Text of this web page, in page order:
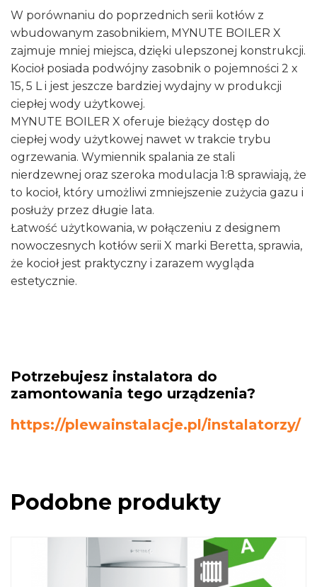
W porównaniu do poprzednich serii kotłów z
wbudowanym zasobnikiem, MYNUTE BOILER X
zajmuje mniej miejsca, dzięki ulepszonej konstrukcji.
Kocioł posiada podwójny zasobnik o pojemności 2 x
15, 5 L i jest jeszcze bardziej wydajny w produkcji
ciepłej wody użytkowej.
MYNUTE BOILER X oferuje bieżący dostęp do
ciepłej wody użytkowej nawet w trakcie trybu
ogrzewania. Wymiennik spalania ze stali
nierdzewnej oraz szeroka modulacja 1:8 sprawiają, że
to kocioł, który umożliwi zmniejszenie zużycia gazu i
posłuży przez długie lata.
Łatwość użytkowania, w połączeniu z designem
nowoczesnych kotłów serii X marki Beretta, sprawia,
że kocioł jest praktyczny i zarazem wygląda
estetycznie.
Potrzebujesz instalatora do
zamontowania tego urządzenia?
https://plewainstalacje.pl/instalatorzy/
Podobne produkty